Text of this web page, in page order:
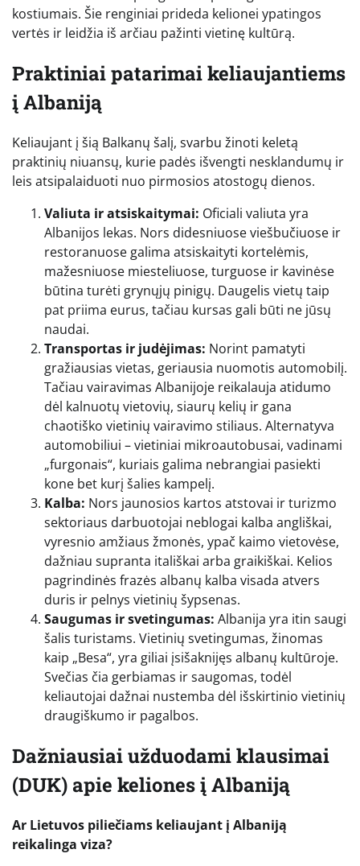
kostiumais. Šie renginiai prideda kelionei ypatingos
vertės ir leidžia iš arčiau pažinti vietinę kultūrą.
Praktiniai patarimai keliaujantiems
į Albaniją
Keliaujant į šią Balkanų šalį, svarbu žinoti keletą
praktinių niuansų, kurie padės išvengti nesklandumų ir
leis atsipalaiduoti nuo pirmosios atostogų dienos.
Valiuta ir atsiskaitymai: Oficiali valiuta yra
Albanijos lekas. Nors didesniuose viešbučiuose ir
restoranuose galima atsiskaityti kortelėmis,
mažesniuose miesteliuose, turguose ir kavinėse
būtina turėti grynųjų pinigų. Daugelis vietų taip
pat priima eurus, tačiau kursas gali būti ne jūsų
naudai.
Transportas ir judėjimas: Norint pamatyti
gražiausias vietas, geriausia nuomotis automobilį.
Tačiau vairavimas Albanijoje reikalauja atidumo
dėl kalnuotų vietovių, siaurų kelių ir gana
chaotiško vietinių vairavimo stiliaus. Alternatyva
automobiliui – vietiniai mikroautobusai, vadinami
„furgonais“, kuriais galima nebrangiai pasiekti
kone bet kurį šalies kampelį.
Kalba: Nors jaunosios kartos atstovai ir turizmo
sektoriaus darbuotojai neblogai kalba angliškai,
vyresnio amžiaus žmonės, ypač kaimo vietovėse,
dažniau supranta itališkai arba graikiškai. Kelios
pagrindinės frazės albanų kalba visada atvers
duris ir pelnys vietinių šypsenas.
Saugumas ir svetingumas: Albanija yra itin saugi
šalis turistams. Vietinių svetingumas, žinomas
kaip „Besa“, yra giliai įsišaknijęs albanų kultūroje.
Svečias čia gerbiamas ir saugomas, todėl
keliautojai dažnai nustemba dėl išskirtinio vietinių
draugiškumo ir pagalbos.
Dažniausiai užduodami klausimai
(DUK) apie keliones į Albaniją
Ar Lietuvos piliečiams keliaujant į Albaniją
reikalinga viza?